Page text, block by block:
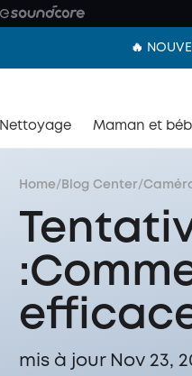
🔥
Nettoyage Maman et
Home/ Blog Center/
mis à jour Nov 23,